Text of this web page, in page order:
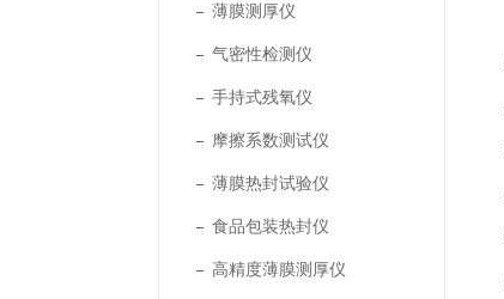
薄膜测厚仪
气密性检测仪
手持式残氧仪
摩擦系数测试仪
薄膜热封试验仪
食品包装热封仪
高精度薄膜测厚仪